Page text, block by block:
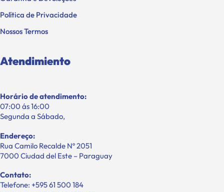
Política de Privacidade
Nossos Termos
Atendimiento
Horário de atendimento:
07:00 ás 16:00
Segunda a Sábado,
Endereço:
Rua Camilo Recalde Nº 2051
7000 Ciudad del Este – Paraguay
Contato:
Telefone: +595 61 500 184